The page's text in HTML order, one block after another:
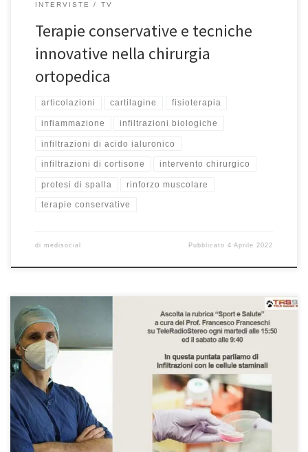
INTERVISTE TV
Terapie conservative e tecniche
innovative nella chirurgia
ortopedica
articolazioni cartilagine fisioterapia
infiammazione infiltrazioni biologiche
infiltrazioni di acido ialuronico
infiltrazioni di cortisone intervento chirurgico
protesi di spalla rinforzo muscolare
terapie conservative
di medisocial Pubblicato4 Aprile 2022
Infiltrazioni con le cellule staminali Prof. Francesco Franceschi
chirurgo ortopedico spalla, ginocchio e anca a Roma Sport e
Salute 1/2/2022. Oggi ultima parte dell’argomento “Infiltrazioni”
nella mia rubrica “Sport e Salute” in onda su Teleradiostereo. E
dopo aver parlato le scorse volte delle infiltrazioni di cortisone, di
quelle con acido […]